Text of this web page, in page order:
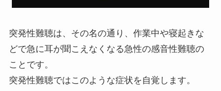
突発性難聴は、その名の通り、作業中や寝起きな
どで急に耳が聞こえなくなる急性の感音性難聴の
ことです。
突発性難聴ではこのような症状を自覚します。